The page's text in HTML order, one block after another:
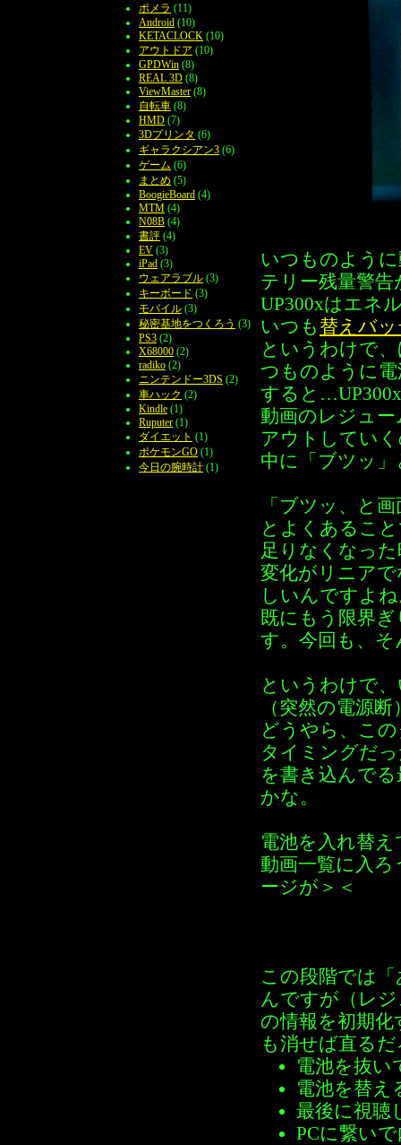
いつものよう
テリー残量警
UP300xはエネ
いつも 替えバ
というわけで
つものように
すると
動画のレジュ
アウトしてい
中に「ブツッ
「ブツッ、と
とよくあるこ
足りなくなっ
変化がリニア
しいんですよ
既にもう限界
す。今回も、
というわけで
（突然の電源
どうやら、こ
タイミングだ
を書き込んで
かな。
電池を入れ替
動画一覧に入
ージが＞＜
この段階では
んですが（レ
の情報を初期
も消せば直る
電池を抜い
電池を替え
最後に視聴
PCに繋い
ポメラ (11)
Android (10)
KETACLOCK (10)
アウトドア (10)
GPDWin (8)
REAL 3D (8)
ViewMaster (8)
自転車 (8)
HMD (7)
3Dプリンタ (6)
ギャラクシアン3 (6)
ゲーム (6)
まとめ (5)
BoogieBoard (4)
MTM (4)
N08B (4)
書評 (4)
EV (3)
iPad (3)
ウェアラブル (3)
キーボード (3)
モバイル (3)
秘密基地をつくろう (3)
PS3 (2)
X68000 (2)
radiko (2)
ニンテンドー3DS (2)
車ハック (2)
Kindle (1)
Ruputer (1)
ダイエット (1)
ポケモンGO (1)
今日の腕時計 (1)